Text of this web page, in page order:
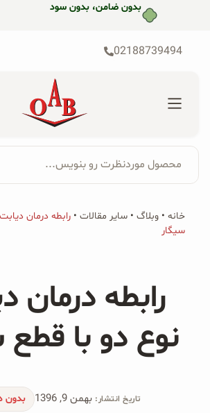
بدون ضامن، بدون سود
02188739494
برای:
جستجو...
پکیج‌ها
محصولات جو دوسر
پودر کیک جو دوسر
محصول موردنظرت رو بنویس...
خانه • وبلاگ • سایر مقالات • رابطه درمان
سیگار
رابطه درمان
نوع دو با قطع
تاریخ انتشار: بهمن 9, 1396 بدون